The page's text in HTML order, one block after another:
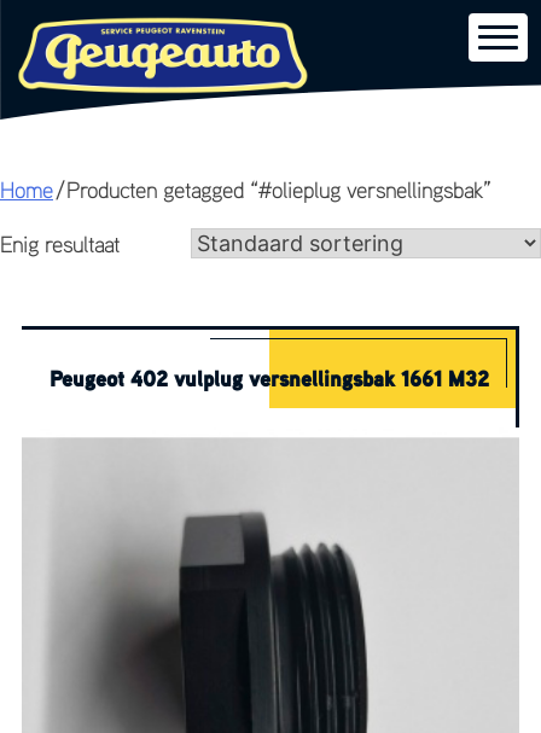
Skip
content
Home/ Producten getagged “#olieplug versnellingsbak”
Enig resultaat
Peugeot 402 vulplug versnellingsbak 1661 M32